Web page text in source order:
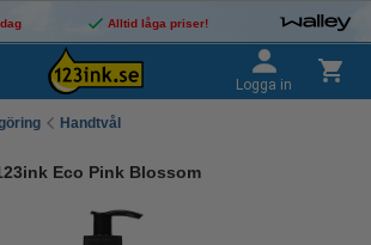
Alltid låga priser!
Logga in
Handtvål
Eco Pink Blossom